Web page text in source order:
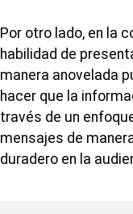
Por otro lado, en la
habilidad de
manera anovelada
hacer que la
través de un
mensajes de
duradero en la